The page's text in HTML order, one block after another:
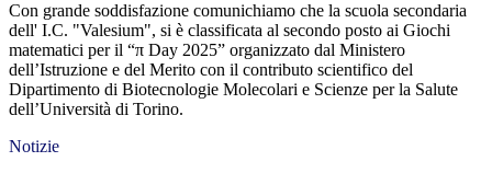
Con grande soddisfazione comunichiamo che la scuola secondaria
dell' I.C. "Valesium", si è classificata al secondo posto ai Giochi
matematici per il “π Day 2025” organizzato dal Ministero
dell’Istruzione e del Merito con il contributo scientifico del
Dipartimento di Biotecnologie Molecolari e Scienze per la Salute
dell’Università di Torino.
Notizie